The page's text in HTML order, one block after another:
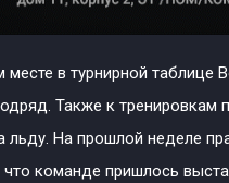
месте в турнирной таблице
Также к тренировкам
льду. На прошлой неделе
команде пришлось